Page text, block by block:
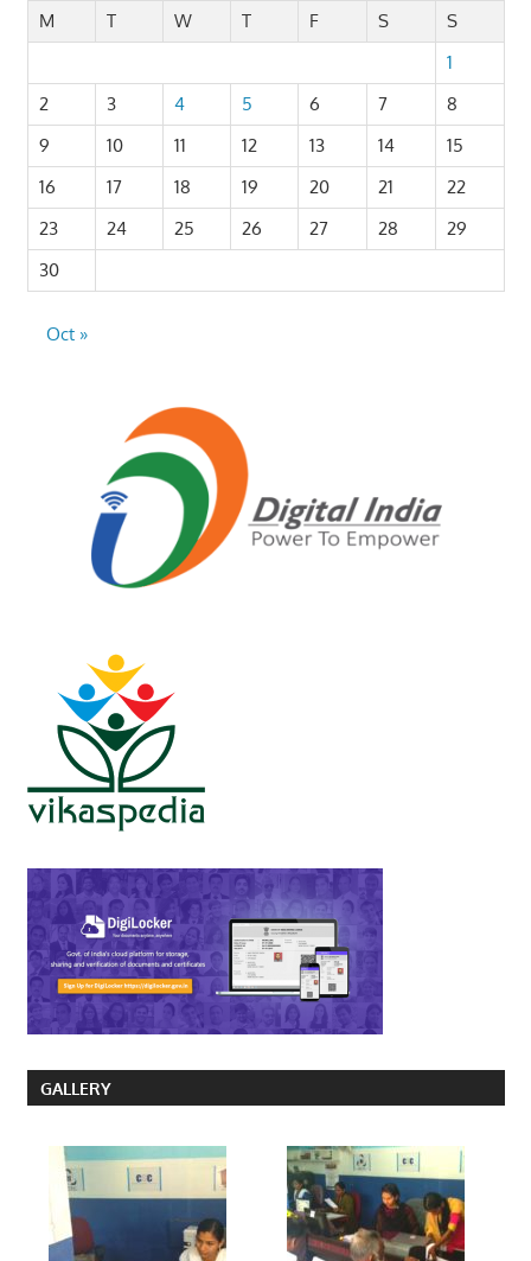
M T W T F S
S
1
2
3 4 5 6 7
8
9
10 11 12 13 14
15
16
17 18 19 20 21
22
23
24 25 26 27 28
29
30
Oct »
GALLERY